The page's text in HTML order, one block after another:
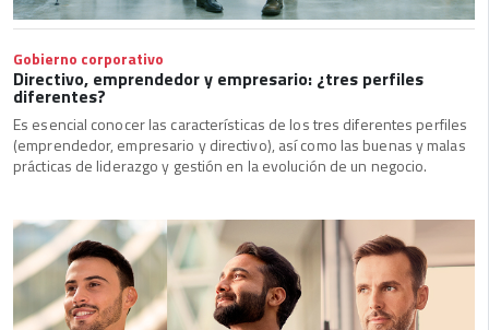
Gobierno corporativo
Directivo, emprendedor y empresario: ¿tres perfiles
diferentes?
Es esencial conocer las características de los tres diferentes perfiles
(emprendedor, empresario y directivo), así como las buenas y malas
prácticas de liderazgo y gestión en la evolución de un negocio.